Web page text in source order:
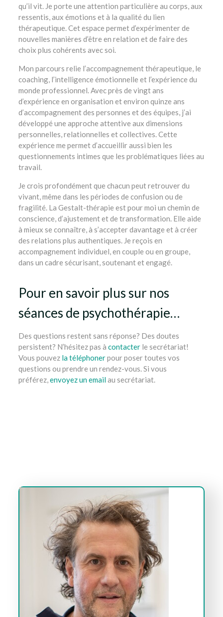
qu’il vit. Je porte une attention particulière au corps, aux
ressentis, aux émotions et à la qualité du lien
thérapeutique. Cet espace permet d’expérimenter de
nouvelles manières d’être en relation et de faire des
choix plus cohérents avec soi.
Mon parcours relie l’accompagnement thérapeutique, le
coaching, l’intelligence émotionnelle et l’expérience du
monde professionnel. Avec près de vingt ans
d’expérience en organisation et environ quinze ans
d’accompagnement des personnes et des équipes, j’ai
développé une approche attentive aux dimensions
personnelles, relationnelles et collectives. Cette
expérience me permet d’accueillir aussi bien les
questionnements intimes que les problématiques liées au
travail.
Je crois profondément que chacun peut retrouver du
vivant, même dans les périodes de confusion ou de
fragilité. La Gestalt-thérapie est pour moi un chemin de
conscience, d’ajustement et de transformation. Elle aide
à mieux se connaître, à s’accepter davantage et à créer
des relations plus authentiques. Je reçois en
accompagnement individuel, en couple ou en groupe,
dans un cadre sécurisant, soutenant et engagé.
Pour en savoir plus sur nos
séances de psychothérapie…
Des questions restent sans réponse? Des doutes
persistent? N’hésitez pas à contacterle secrétariat!
Vous pouvez la téléphonerpour poser toutes vos
questions ou prendre un rendez-vous. Si vous
préférez,envoyez un emailau secrétariat.